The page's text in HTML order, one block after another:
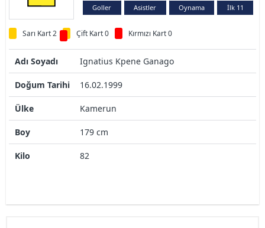
Goller Asistler Oynama İlk 11
Sarı Kart 2 Çift Kart 0 Kırmızı Kart 0
Adı Soyadı Ignatius Kpene Ganago
Doğum Tarihi 16.02.1999
Ülke Kamerun
Boy 179 cm
Kilo 82